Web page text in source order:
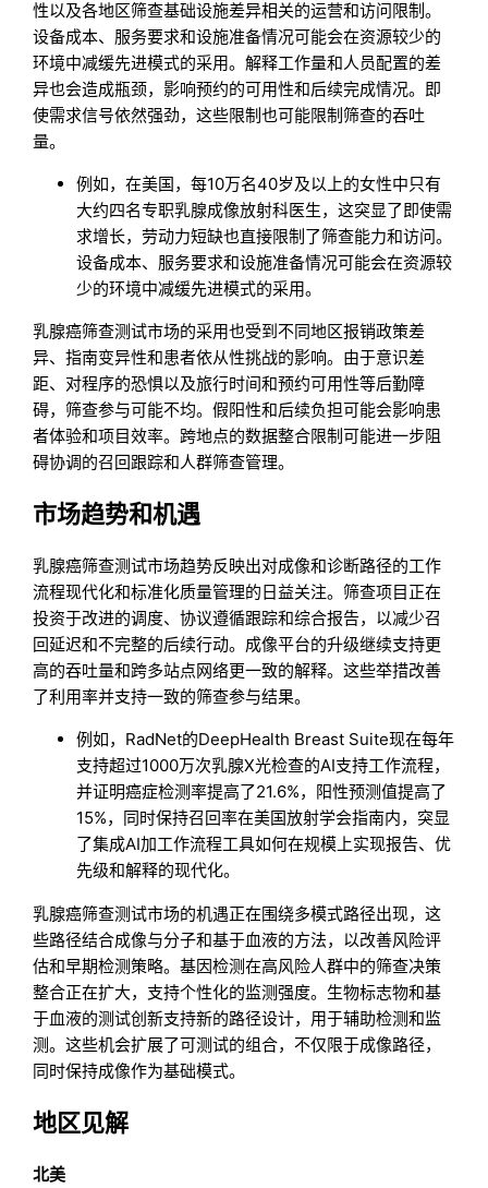
性以及各地区筛查基础设施差异相关的运营和访问限制。
设备成本、服务要求和设施准备情况可能会在资源较少的
环境中减缓先进模式的采用。解释工作量和人员配置的差
异也会造成瓶颈，影响预约的可用性和后续完成情况。即
使需求信号依然强劲，这些限制也可能限制筛查的吞吐
量。
例如，在美国，每10万名40岁及以上的女性中只有
大约四名专职乳腺成像放射科医生，这突显了即使需
求增长，劳动力短缺也直接限制了筛查能力和访问。
设备成本、服务要求和设施准备情况可能会在资源较
少的环境中减缓先进模式的采用。
乳腺癌筛查测试市场的采用也受到不同地区报销政策差
异、指南变异性和患者依从性挑战的影响。由于意识差
距、对程序的恐惧以及旅行时间和预约可用性等后勤障
碍，筛查参与可能不均。假阳性和后续负担可能会影响患
者体验和项目效率。跨地点的数据整合限制可能进一步阻
碍协调的召回跟踪和人群筛查管理。
市场趋势和机遇
乳腺癌筛查测试市场趋势反映出对成像和诊断路径的工作
流程现代化和标准化质量管理的日益关注。筛查项目正在
投资于改进的调度、协议遵循跟踪和综合报告，以减少召
回延迟和不完整的后续行动。成像平台的升级继续支持更
高的吞吐量和跨多站点网络更一致的解释。这些举措改善
了利用率并支持一致的筛查参与结果。
例如，RadNet的DeepHealth Breast Suite现在每年
支持超过1000万次乳腺X光检查的AI支持工作流程，
并证明癌症检测率提高了21.6%，阳性预测值提高了
15%，同时保持召回率在美国放射学会指南内，突显
了集成AI加工作流程工具如何在规模上实现报告、优
先级和解释的现代化。
乳腺癌筛查测试市场的机遇正在围绕多模式路径出现，这
些路径结合成像与分子和基于血液的方法，以改善风险评
估和早期检测策略。基因检测在高风险人群中的筛查决策
整合正在扩大，支持个性化的监测强度。生物标志物和基
于血液的测试创新支持新的路径设计，用于辅助检测和监
测。这些机会扩展了可测试的组合，不仅限于成像路径，
同时保持成像作为基础模式。
地区见解
北美